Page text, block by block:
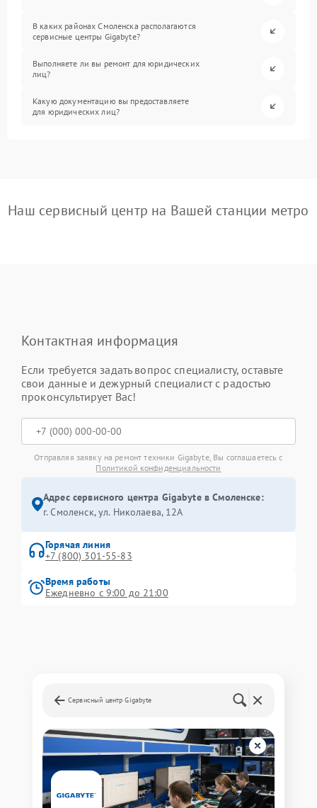
В каких районах Смоленска располагаются
сервисные центры Gigabyte?
Выполняете ли вы ремонт для юридических
лиц?
Какую документацию вы предоставляете
для юридических лиц?
Наш сервисный центр на Вашей станции метро
Контактная информация
Если требуется задать вопрос специалисту, оставьте
свои данные и дежурный специалист с радостью
проконсультирует Вас!
Отправляя заявку на ремонт техники Gigabyte, Вы соглашаетесь с
Политикой конфиденциальности
Адрес сервисного центра Gigabyte в Смоленске:
г. Смоленск, ул. Николаева, 12А
Горячая линия
+7 (800) 301-55-83
Время работы
Ежедневно с 9:00 до 21:00
Сервисный центр Gigabyte